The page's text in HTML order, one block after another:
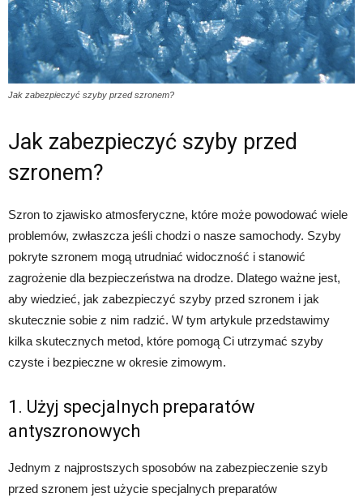
Jak zabezpieczyć szyby przed szronem?
Jak zabezpieczyć szyby przed
szronem?
Szron to zjawisko atmosferyczne, które może powodować wiele
problemów, zwłaszcza jeśli chodzi o nasze samochody. Szyby
pokryte szronem mogą utrudniać widoczność i stanowić
zagrożenie dla bezpieczeństwa na drodze. Dlatego ważne jest,
aby wiedzieć, jak zabezpieczyć szyby przed szronem i jak
skutecznie sobie z nim radzić. W tym artykule przedstawimy
kilka skutecznych metod, które pomogą Ci utrzymać szyby
czyste i bezpieczne w okresie zimowym.
1. Użyj specjalnych preparatów
antyszronowych
Jednym z najprostszych sposobów na zabezpieczenie szyb
przed szronem jest użycie specjalnych preparatów